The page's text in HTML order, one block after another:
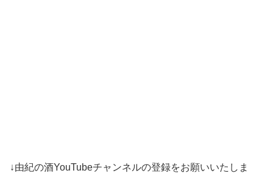
↓由紀の酒YouTubeチャンネルの登録をお願いいたしま